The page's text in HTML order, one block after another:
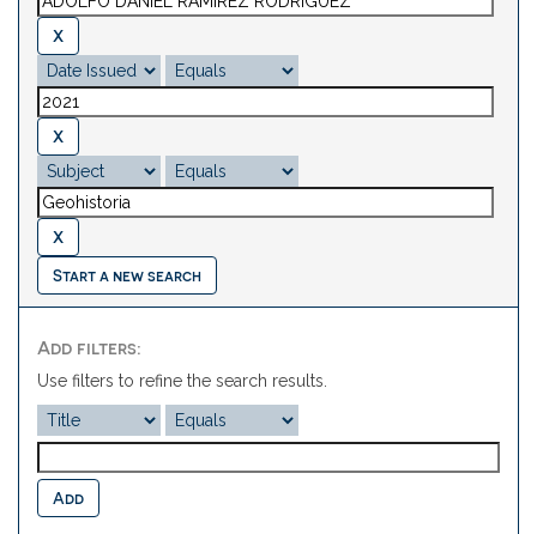
Start a new search
Add filters:
Use filters to refine the search results.